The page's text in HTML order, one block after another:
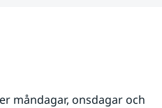
måndagar, onsdagar och